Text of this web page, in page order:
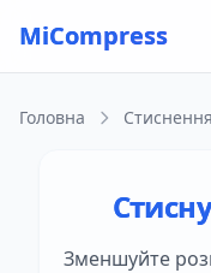
Skip to main content
MiCompress
Головна
Зменшуйте